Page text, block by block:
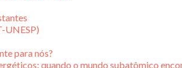
UNESP)
para nós?
quando o mundo subatômico